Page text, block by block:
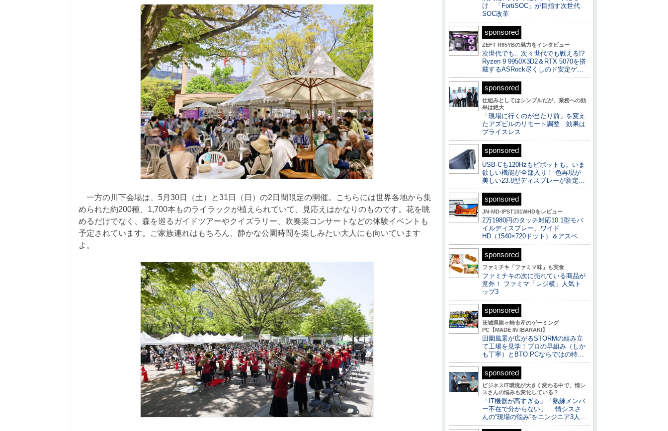
一方の川下会場は、5月30日（土）と31日（日）の2日間限定の開催。こちらには世界各地から集
められた約200種、1,700本ものライラックが植えられていて、見応えはかなりのものです。花を眺
めるだけでなく、森を巡るガイドツアーやクイズラリー、吹奏楽コンサートなどの体験イベントも
予定されています。ご家族連れはもちろん、静かな公園時間を楽しみたい大人にも向いています
よ。
け 「FortiSOC」が目指す次世代
SOC改革
sponsored
ZEFT R65YBの魅力をインタビュー
次世代でも、次々世代でも戦える!?
Ryzen 9 9950X3D2＆RTX 5070を搭
載するASRock尽くしのド安定ゲ…
sponsored
仕組みとしてはシンプルだが、業務への効
果は絶大
「現場に行くのが当たり前」を変え
たアズビルのリモート調整 効果は
プライスレス
sponsored
USB-Cも120Hzもピボットも。いま
欲しい機能が全部入り！ 色再現が
美しい23.8型ディスプレーが新定…
sponsored
JN-MD-IPST101WHDをレビュー
2万1980円のタッチ対応10.1型モバ
イルディスプレー、ワイド
HD（1540×720ドット）＆アスペ…
sponsored
ファミチキ「ファミマ味」も実食
ファミチキの次に売れている商品が
意外！ ファミマ「レジ横」人気ト
ップ3
sponsored
茨城県龍ヶ崎市産のゲーミング
PC【MADE IN IBARAKI】
田園風景が広がるSTORMの組み立
て工場を見学！プロの早組み（しか
も丁寧）とBTO PCならではの特…
sponsored
ビジネスIT環境が大きく変わる中で、情シ
スさんの悩みも変化している？
「IT機器が高すぎる」「熟練メンバ
ー不在で分からない」… 情シスさ
んの“現場の悩み”をエンジニア3人…